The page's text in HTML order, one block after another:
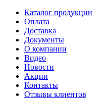
Каталог продукции
Оплата
Доставка
Документы
О компании
Видео
Новости
Акции
Контакты
Отзывы клиентов